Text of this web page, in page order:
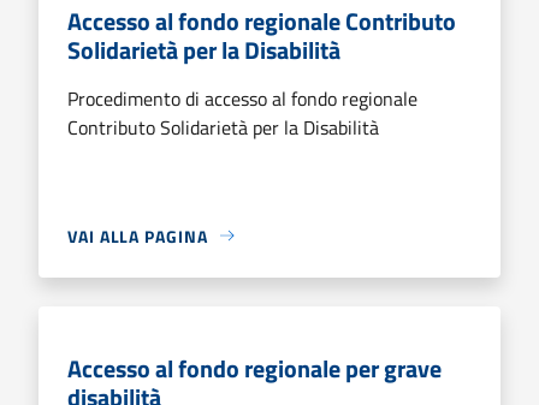
Accesso al fondo regionale Contributo
Solidarietà per la Disabilità
Procedimento di accesso al fondo regionale
Contributo Solidarietà per la Disabilità
VAI ALLA PAGINA
Accesso al fondo regionale per grave
disabilità